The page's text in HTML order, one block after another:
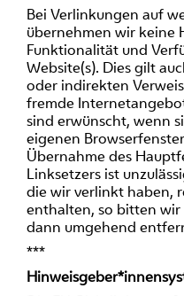
Bei Verlinkungen auf
übernehmen wir keine
Funktionalität und
Website(s). Dies gilt
oder indirekten
fremde
sind erwünscht, wenn
eigenen
Übernahme des
Linksetzers ist
die wir verlinkt haben,
enthalten, so bitten
dann umgehend
***